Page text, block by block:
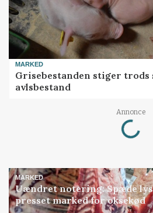
MARKED
Grisebestanden stiger trods
avlsbestand
Annonce
Loading...
MARKED
Uændret notering: Spæde
presset marked for oksekød